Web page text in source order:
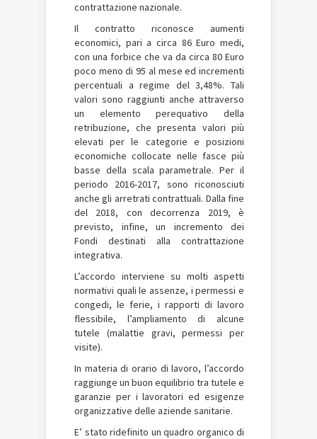
contrattazione nazionale.
Il contratto riconosce aumenti
economici, pari a circa 86 Euro medi,
con una forbice che va da circa 80 Euro
poco meno di 95 al mese ed incrementi
percentuali a regime del 3,48%. Tali
valori sono raggiunti anche attraverso
un elemento perequativo della
retribuzione, che presenta valori più
elevati per le categorie e posizioni
economiche collocate nelle fasce più
basse della scala parametrale. Per il
periodo 2016-2017, sono riconosciuti
anche gli arretrati contrattuali. Dalla fine
del 2018, con decorrenza 2019, è
previsto, infine, un incremento dei
Fondi destinati alla contrattazione
integrativa.
L’accordo interviene su molti aspetti
normativi quali le assenze, i permessi e
congedi, le ferie, i rapporti di lavoro
flessibile, l’ampliamento di alcune
tutele (malattie gravi, permessi per
visite).
In materia di orario di lavoro, l’accordo
raggiunge un buon equilibrio tra tutele e
garanzie per i lavoratori ed esigenze
organizzative delle aziende sanitarie.
E’ stato ridefinito un quadro organico di